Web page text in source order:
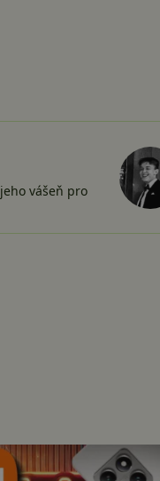
vášeň pro